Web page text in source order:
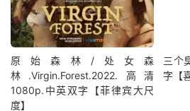
原始森林/处女森
林.Virgin.Forest.2022.高清
1080p.中英双字【菲律宾大尺
度】
三个
字【